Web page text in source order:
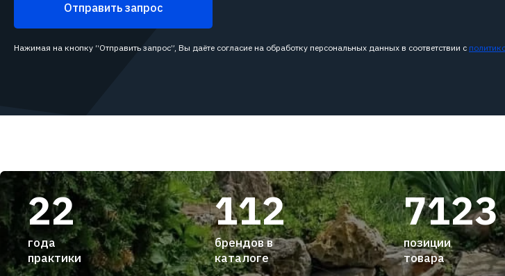
Отправить запрос
Нажимая на кнопку “Отправить запрос”, Вы даёте согласие на обработку персональных данных в соответствии с
22
года
практики
112
брендов в
каталоге
7123
позиции
товара